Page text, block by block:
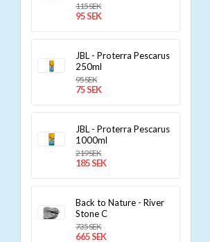
115 SEK
95 SEK
JBL - Proterra Pescarus
250ml
95 SEK
75 SEK
JBL - Proterra Pescarus
1000ml
219 SEK
185 SEK
Back to Nature - River
Stone C
735 SEK
665 SEK